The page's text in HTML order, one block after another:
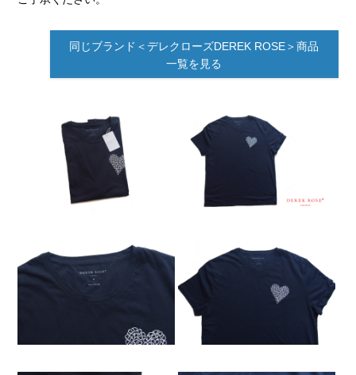
同じブランド＜デレクローズDEREK ROSE＞商品
一覧を見る